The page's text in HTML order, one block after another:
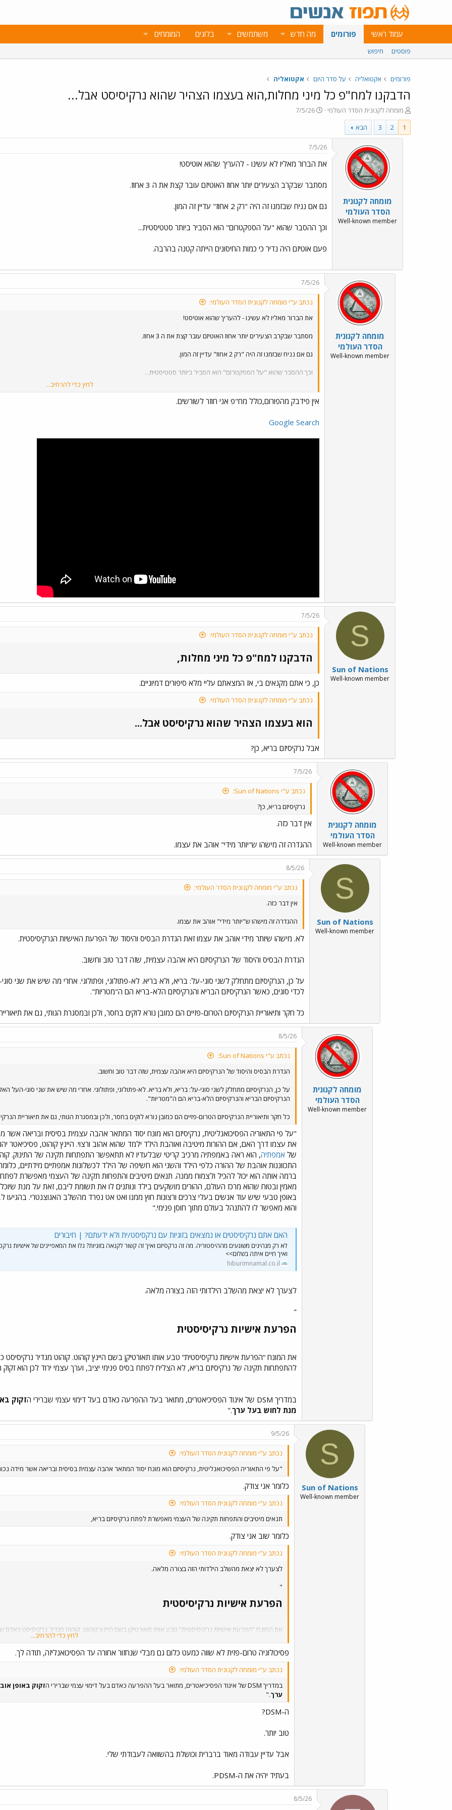
עמוד ראשי פורומים מה חדש משתמשים בלוגים המומחים
פוסטים חיפוש
פורומים אקטואליה על סדר היום אקטואליה
הדבקנו למח"פ כל מיני מחלות,הוא בעצמו הצהיר שהוא נרקיסיסט אבל...
פ
ו
ת
ח
מומחה לקנונית הסדר העולמי
פ
ס
ם
ת
ר
7/5/26
1
2
3 הבא
מומחה לקנונית
הסדר העולמי
Well-known member
7/5/26
את הברור מאליו לא עשינו - להעריך שהוא אוטיסט!
מסתבר שבקרב הצעירים יותר אחוז האוטיזם עובר קצת את ה 3 אחוז.
גם אם נניח שבזמנו זה היה "רק 2 אחוז" עדיין זה המון.
וכך ההסבר שהוא "על הספקטרום" הוא הסביר ביותר סטטיסטית...
פעם אוטיזם היה נדיר כי כמות החיסונים הייתה קטנה בהרבה.
מומחה לקנונית
הסדר העולמי
Well-known member
7/5/26
נכתב ע"י מומחה לקנונית הסדר העולמי:
את הברור מאליו לא עשינו - להעריך שהוא אוטיסט!
מסתבר שבקרב הצעירים יותר אחוז האוטיזם עובר קצת את ה 3 אחוז.
גם אם נניח שבזמנו זה היה "רק 2 אחוז" עדיין זה המון.
וכך ההסבר שהוא "על הספקטרום" הוא הסביר ביותר סטטיסטית...
לחץ כדי להרחיב...
אין פידבק מהפורום,כולל מח"פ אני חוזר לשורשים.
Google Search
S
Sun of Nations
Well-known member
7/5/26
נכתב ע"י מומחה לקנונית הסדר העולמי:
הדבקנו למח"פ כל מיני מחלות,​
כן, כי אתם מקנאים בי, אז המצאתם עליי מלא סיפורים דמיוניים.
נכתב ע"י מומחה לקנונית הסדר העולמי:
הוא בעצמו הצהיר שהוא נרקיסיסט אבל...​
אבל נרקיסיזם בריא, כן?
מומחה לקנונית
הסדר העולמי
Well-known member
7/5/26
נכתב ע"י Sun of Nations:
נרקיסיזם בריא, כן?
אין דבר כזה.
ההגדרה זה מישהו ש"יותר מידי" אוהב את עצמו.
S
Sun of Nations
Well-known member
8/5/26
נכתב ע"י מומחה לקנונית הסדר העולמי:
אין דבר כזה.
ההגדרה זה מישהו ש"יותר מידי" אוהב את עצמו.
לא. מישהו שיותר מידי אוהב את עצמו זאת הגדרת הבסיס והיסוד של הפרעת האישיות הנרקיסיסטית.
הגדרת הבסיס והיסוד של הנרקיסיזם היא אהבה עצמית, שזה דבר טוב וחשוב.
על כן, הנרקיסיזם מתחלק לשני סוגי-על: בריא, ולא בריא. לא-פתולוגי, ופתולוגי. אחרי מה שיש את שני
לכדי סוגים, כאשר הנרקיסיזם הבריא והנרקיסיזם הלא-בריא הם ה"מטריות".
כל חקר ותיאוריית הנרקיסיזם הטרום-פזיים הם כמובן נורא לוקים בחסר, ולכן ובמסגרת הגותי, גם את
מומחה לקנונית
הסדר העולמי
Well-known member
8/5/26
נכתב ע"י Sun of Nations:
הגדרת הבסיס והיסוד של הנרקיסיזם היא אהבה עצמית, שזה דבר טוב וחשוב.
על כן, הנרקיסיזם מתחלק לשני סוגי-על: בריא, ולא בריא. לא-פתולוגי, ופתולוגי. אחרי מה שיש את שני סוגי-
הנרקיסיזם הבריא והנרקיסיזם הלא-בריא הם ה"מטריות".
כל חקר ותיאוריית הנרקיסיזם הטרום-פזיים הם כמובן נורא לוקים בחסר, ולכן ובמסגרת הגותי, גם את תיאוריית
"על פי התאוריה הפסיכואנליטית, נרקיסיזם הוא מונח יסוד המתאר אהבה עצמית בסיסית ובריאה
את עצמו דרך האם, אם ההורות מיטיבה ואוהבת הילד ילמד שהוא אהוב ורצוי. היינץ קוהוט, פסיכיאטר
של אמפתיה, הוא ראה באמפתיה מרכיב קריטי שבלעדיו לא תתאפשר התפתחות תקינה של התינוק.
התכווננות אוהבת של ההורה כלפי הילד והשני הוא חשיפה של הילד לכשלונות אמפתיים מידתיים,
ברמה אותה הוא יכול להכיל ולצמוח ממנה. תנאים מיטיבים והתפחות תקינה של העצמי מאפשרת לפתח
מאמין ובטוח שהוא מרכז העולם, ההורים מושקעים בילד ונותנים לו את תשומת ליבם, זאת על מנת
באופן טבעי שיש עוד אנשים בעלי צרכים ורצונות חוץ ממנו ואט אט נפרד מהשלב האגוצנטרי. בהגיעו
והוא מאפשר לו להתנהל בעולם מתוך חוסן פנימי."
האם אתם נרקיסיסטים או נמצאים בזוגיות עם נרקסיסט/ית ולא ידעתם? | חיבורים
לא רק מנהיגים משוגעים מההיסטוריה. מה זה נרקסיזם ואיך זה קשור לקנאה בזוגיות? גלו את המאפיינים של אישיות
ואיך חיים איתה בשלום>>
hiburimnamal.co.il
לצערך לא יצאת מהשלב הילדותי הזה בצורה מלאה.
"
הפרעת אישיות נרקיסיסטית​
את המונח “הפרעת אישיות נרקיסיסטית” טבע אותו תאורטיקן בשם היינץ קוהוט. קוהוט מגדיר
להתפתחות תקינה של נרקיסיזם בריא, לא הצליח לפתח בסיס פנימי יציב, וערך עצמי ירוד לכן הוא זקוק
במדריך DSM של איגוד הפסיכיאטרים, מתואר בעל ההפרעה כאדם בעל דימוי עצמי שברירי ה
זקוק
מנת לחוש בעל ערך."
S
Sun of Nations
Well-known member
9/5/26
נכתב ע"י מומחה לקנונית הסדר העולמי:
"על פי התאוריה הפסיכואנליטית, נרקיסיזם הוא מונח יסוד המתאר אהבה עצמית בסיסית ובריאה אשר מידה
כלומר אני צודק.
נכתב ע"י מומחה לקנונית הסדר העולמי:
תנאים מיטיבים והתפחות תקינה של העצמי מאפשרת לפתח נרקיסיזם בריא,
כלומר שוב אני צודק.
נכתב ע"י מומחה לקנונית הסדר העולמי:
לצערך לא יצאת מהשלב הילדותי הזה בצורה מלאה.
"
הפרעת אישיות נרקיסיסטית​
את המונח “הפרעת אישיות נרקיסיסטית” טבע אותו תאורטיקן בשם היינץ קוהוט. קוהוט מגדיר נרקיסיסט
נרקיסיזם בריא, לא הצליח לפתח בסיס פנימי יציב, וערך עצמי ירוד לכן הוא זקוק תמידית לאישור וחיזוקים
לחץ כדי להרחיב...
פסיכולוגיה טרום-פזית לא שווה כמעט כלום גם מבלי שנחזור אחורה עד הפסיכואנליזה, תודה לך.
נכתב ע"י מומחה לקנונית הסדר העולמי:
במדריך DSM של איגוד הפסיכיאטרים, מתואר בעל ההפרעה כאדם בעל דימוי עצמי שברירי ה
זקוק באופן
ערך."
ה-DSM?
טוב יותר.
אבל עדיין עבודה מאוד ברברית וכושלת בהשוואה לעבודתי שלי.
בעתיד יהיה את ה-PDSM.
8/5/26